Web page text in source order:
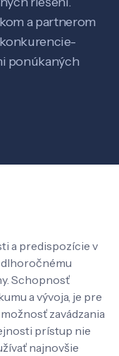
a partnerom
ponúkaných
a predispozície v
dlhoročnému
Schopnosť
a vývoja, je pre
zavádzania
prístup nie
najnovšie